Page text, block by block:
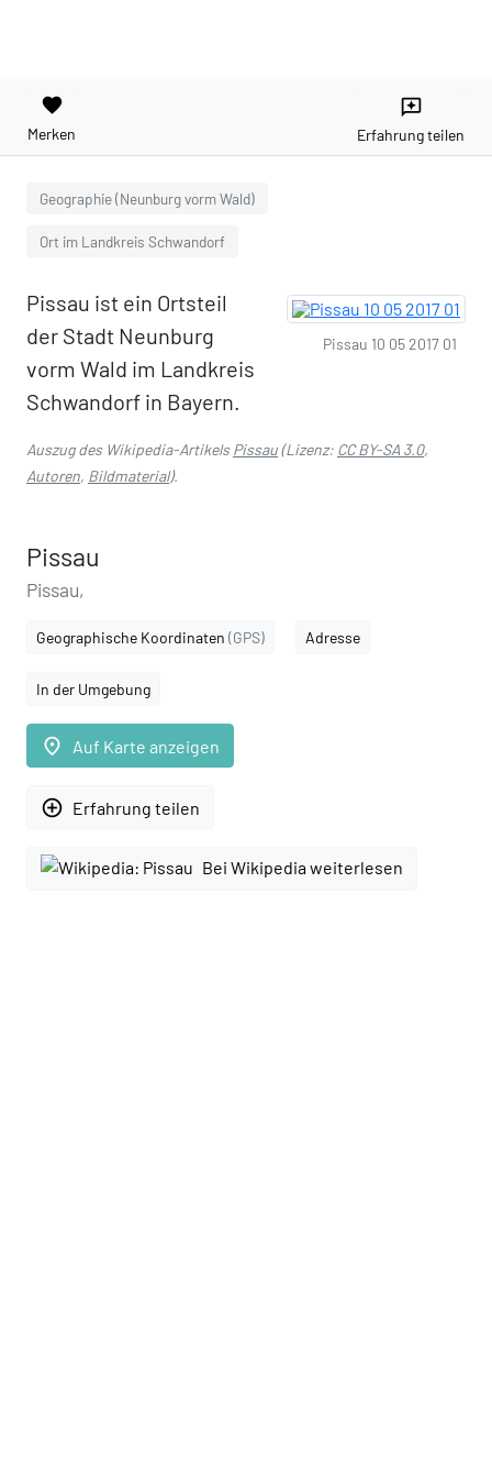
favorite
Merken
reviews
Erfahrung teilen
Geographie (Neunburg vorm Wald)
Ort im Landkreis Schwandorf
Pissau 10 05 2017 01
Pissau ist ein Ortsteil
der Stadt Neunburg
vorm Wald im Landkreis
Schwandorf in Bayern.
Auszug des Wikipedia-ArtikelsPissau(Lizenz: CC BY-SA 3.0,
Autoren, Bildmaterial).
Pissau
Pissau,
Geographische Koordinaten (GPS) Adresse
In der Umgebung
place Auf Karte anzeigen
add_circle_outline Erfahrung teilen
Bei Wikipedia weiterlesen